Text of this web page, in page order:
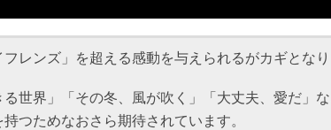
フレンズ」を超える感動を与えられるがカギとなり
る世界」「その冬、風が吹く」「大丈夫、愛だ」
つためなおさら期待されています。